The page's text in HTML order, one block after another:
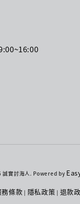
誠實討海人. Powered by
務條款 | 隱私政策 | 退款